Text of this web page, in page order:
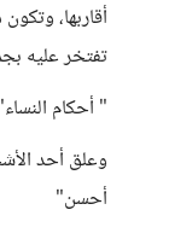
أقاربها،
تفتخر عليه
" أحكام النساء"،
وعلق أحد
أحسن"